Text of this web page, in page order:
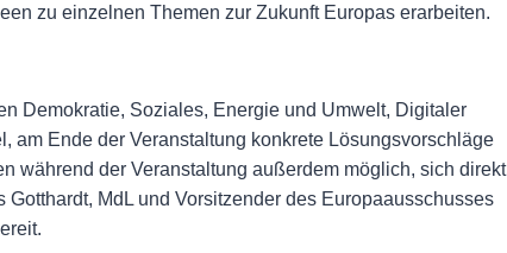
zu einzelnen Themen zur Zukunft Europas erarbeiten.
Demokratie, Soziales, Energie und Umwelt, Digitaler
am Ende der Veranstaltung konkrete Lösungsvorschläge
während der Veranstaltung außerdem möglich, sich direkt
MdL und Vorsitzender des Europaausschusses